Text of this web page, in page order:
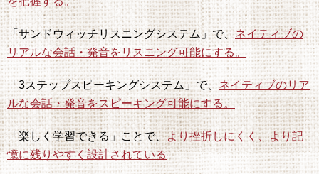
「サンドウィッチリスニングシステム」で、ネイティブの
リアルな会話・発音をリスニング可能にする。
「3ステップスピーキングシステム」で、ネイティブのリア
ルな会話・発音をスピーキング可能にする。
「楽しく学習できる」ことで、より挫折しにくく、より記
憶に残りやすく設計されている